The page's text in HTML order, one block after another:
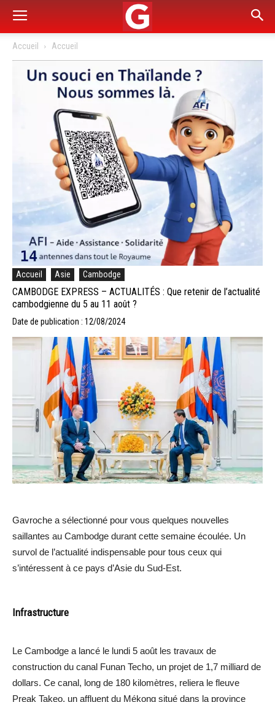
Accueil Accueil
Accueil Asie Cambodge
CAMBODGE EXPRESS – ACTUALITÉS : Que retenir de l’actualité
cambodgienne du 5 au 11 août ?
Date de publication : 12/08/2024
Gavroche a sélectionné pour vous quelques nouvelles
saillantes au Cambodge durant cette semaine écoulée. Un
survol de l’actualité indispensable pour tous ceux qui
s’intéressent à ce pays d’Asie du Sud-Est.
Infrastructure
Le Cambodge a lancé le lundi 5 août les travaux de
construction du canal Funan Techo, un projet de 1,7 milliard de
dollars. Ce canal, long de 180 kilomètres, reliera le fleuve
Preak Takeo, un affluent du Mékong situé dans la province